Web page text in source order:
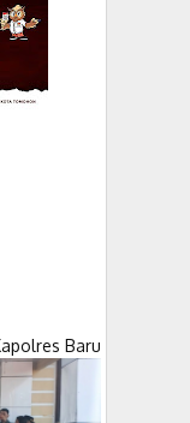
Baru